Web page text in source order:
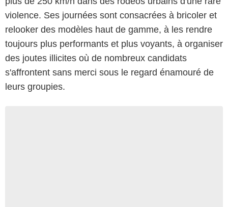
violence. Ses journées sont consacrées à bricoler et
relooker des modèles haut de gamme, à les rendre
toujours plus performants et plus voyants, à organiser
des joutes illicites où de nombreux candidats
s'affrontent sans merci sous le regard énamouré de
leurs groupies.